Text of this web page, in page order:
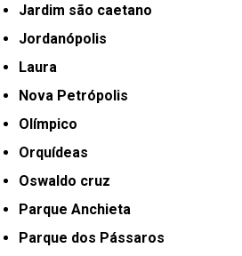
Jardim são caetano
Jordanópolis
Laura
Nova Petrópolis
Olímpico
Orquídeas
Oswaldo cruz
Parque Anchieta
Parque dos Pássaros